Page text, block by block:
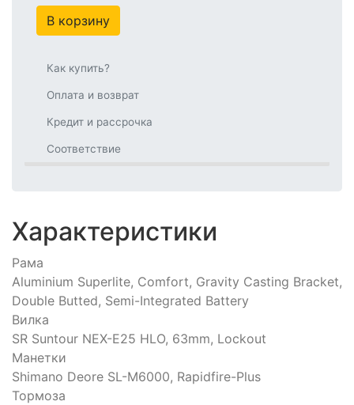
В корзину
Как купить?
Оплата и возврат
Кредит и рассрочка
Соответствие
Характеристики
Рама
Aluminium Superlite, Comfort, Gravity Casting Bracket,
Double Butted, Semi-Integrated Battery
Вилка
SR Suntour NEX-E25 HLO, 63mm, Lockout
Манетки
Shimano Deore SL-M6000, Rapidfire-Plus
Тормоза